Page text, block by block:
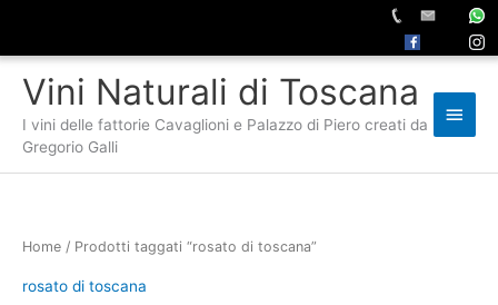
contenuto
Vini Naturali di Toscana
I vini delle fattorie Cavaglioni e Palazzo di Piero creati da
Gregorio Galli
Menu
Home / Prodotti taggati “rosato di toscana”
rosato di toscana